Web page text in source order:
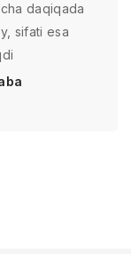
daqiqada
sifati esa